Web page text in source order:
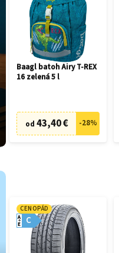
Baagl batoh Airy T-REX
16 zelená 5 l
od 43,40 € -28%
CENOPÁD
C
A
E